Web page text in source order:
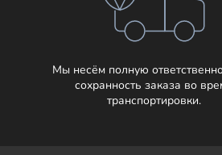
Мы несём полную
сохранность заказа во
транспортировки.